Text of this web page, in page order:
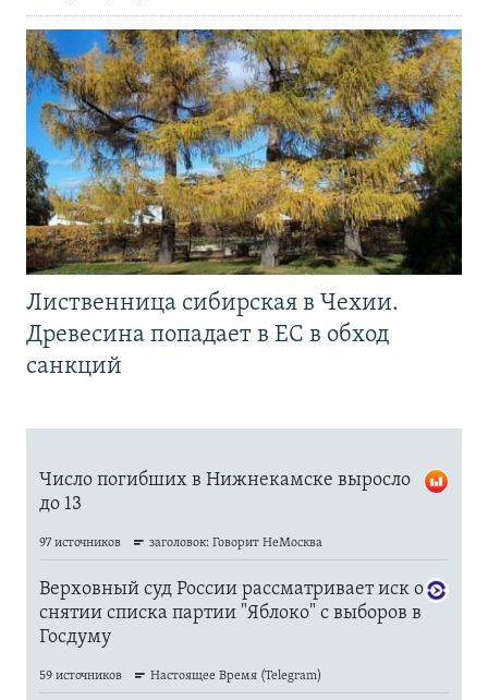
Лиственница сибирская в Чехии.
Древесина попадает в ЕС в обход
санкций